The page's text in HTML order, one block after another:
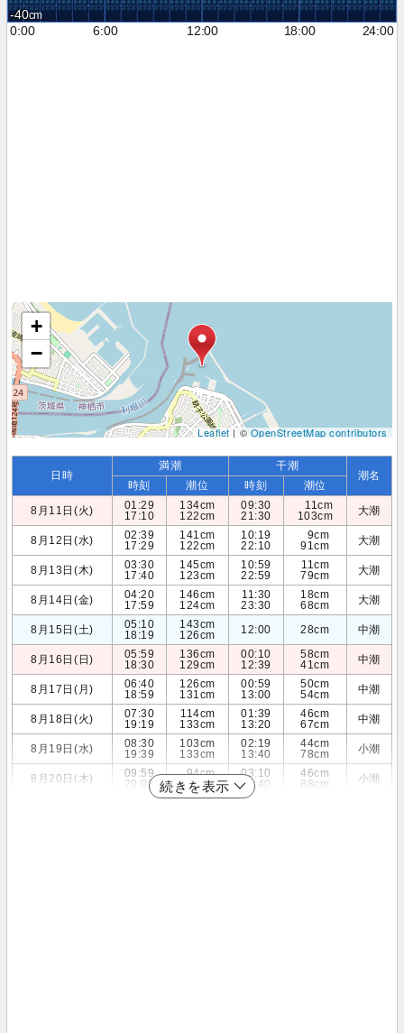
-40
0:00
6:00 12:00 18:00 24:00
+
−
Leaflet| ©OpenStreetMap contributors
日時
満潮 干潮
潮名
時刻 潮位 時刻
潮位
8月11日(火)
01:29
17:10
134cm
122cm
09:30
21:30
11cm
103cm
大潮
8月12日(水)
02:39
17:29
141cm
122cm
10:19
22:10
9cm
91cm
大潮
8月13日(木)
03:30
17:40
145cm
123cm
10:59
22:59
11cm
79cm
大潮
8月14日(金)
04:20
17:59
146cm
124cm
11:30
23:30
18cm
68cm
大潮
8月15日(土)
05:10
18:19
143cm
126cm
12:00 28cm 中潮
8月16日(日)
05:59
18:30
136cm
129cm
00:10
12:39
58cm
41cm
中潮
8月17日(月)
06:40
18:59
126cm
131cm
00:59
13:00
50cm
54cm
中潮
8月18日(火)
07:30
19:19
114cm
133cm
01:39
13:20
46cm
67cm
中潮
8月19日(水)
08:30
19:39
103cm
133cm
02:19
13:40
44cm
78cm
小潮
8月20日(木)
09:59
20:00
94cm
131cm
03:10
13:40
46cm
88cm
小潮
続きを表示